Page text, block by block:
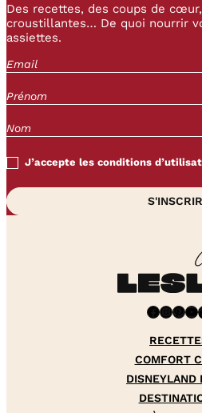
Des recettes, des coups de
croustillantes… De quoi nourrir
assiettes.
J’accepte les conditions
Facebook InstagramPinterest YouTube
COMFORT
DISNEYLAND